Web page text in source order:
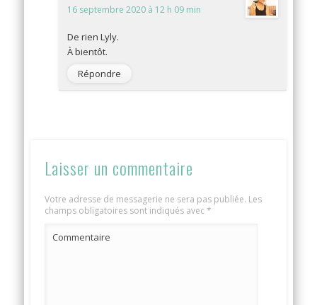
16 septembre 2020 à 12 h 09 min
De rien Lyly.
À bientôt.
Répondre
Laisser un commentaire
Votre adresse de messagerie ne sera pas publiée. Les
champs obligatoires sont indiqués avec*
Commentaire